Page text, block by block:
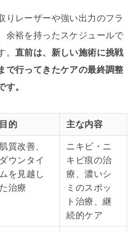
りレーザーや強い出力のフラ
余裕を持ったスケジュールで
。 直前は、新しい施術に挑戦
で行ってきたケアの最終調整
す。
目的 主な内容
肌質改善、
ダウンタイ
ムを見越し
た治療
ニキビ・ニ
キビ痕の治
療、濃いシ
ミのスポッ
ト治療、継
続的ケア